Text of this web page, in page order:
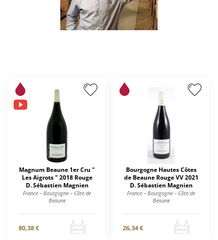
Magnum Beaune 1er Cru "
Les Aigrots " 2018 Rouge
D. Sébastien Magnien
France – Bourgogne – Côte de
Beaune
80,38 €
Bourgogne Hautes Côtes
de Beaune Rouge VV 2021
D. Sébastien Magnien
France – Bourgogne – Côte de
Beaune
26,34 €